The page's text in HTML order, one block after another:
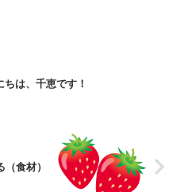
ちは、千恵です！
食材）